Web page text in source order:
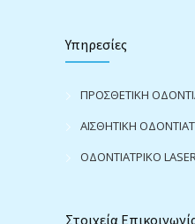
Υπηρεσίες
ΠΡΟΣΘΕΤΙΚΗ
ΑΙΣΘΗΤΙΚΗ
ΟΔΟΝΤΙΑΤΡΙΚΟ
Στοιχεία